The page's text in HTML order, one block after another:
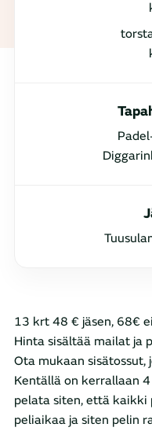
13 krt 48 € jäsen, 68€
Hinta sisältää mailat ja
Ota mukaan
Kentällä on kerrallaan
pelata siten, että kaikki
peliaikaa ja siten pelin